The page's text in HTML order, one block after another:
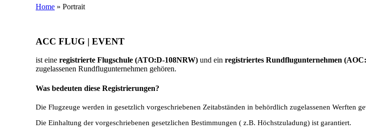
Home » Portrait
ACC FLUG | EVENT
ist eine registrierte Flugschule (ATO:D-108NRW) und ein registriertes Rundflugunternehmen
zugelassenen Rundflugunternehmen gehören.
Was bedeuten diese Registrierungen?
Die Flugzeuge werden in gesetzlich vorgeschriebenen Zeitabständen in behördlich zugelassenen Werften
Die Einhaltung der vorgeschriebenen gesetzlichen Bestimmungen ( z.B. Höchstzuladung) ist garantiert.